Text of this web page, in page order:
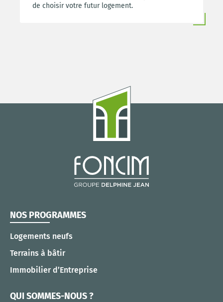
de choisir votre futur logement.
NOS PROGRAMMES
Logements neufs
Terrains à bâtir
Immobilier d’Entreprise
QUI SOMMES-NOUS ?